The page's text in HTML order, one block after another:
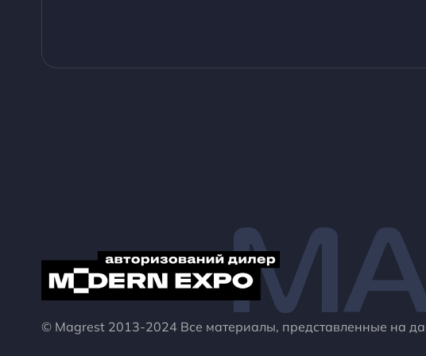
© Magrest 2013-2024 Все материалы, представленные на